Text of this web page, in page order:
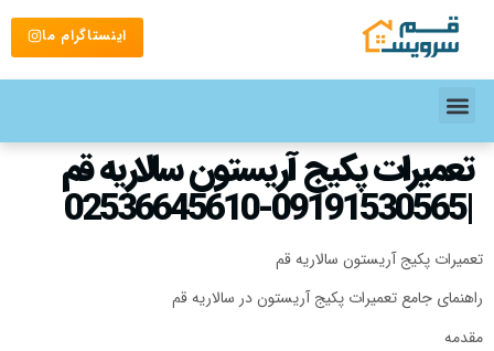
اینستاگرام ما
تعمیرات پکیج آریستون سالاریه قم
|09191530565-02536645610
تعمیرات پکیج آریستون سالاریه قم
راهنمای جامع تعمیرات پکیج آریستون در سالاریه قم
مقدمه